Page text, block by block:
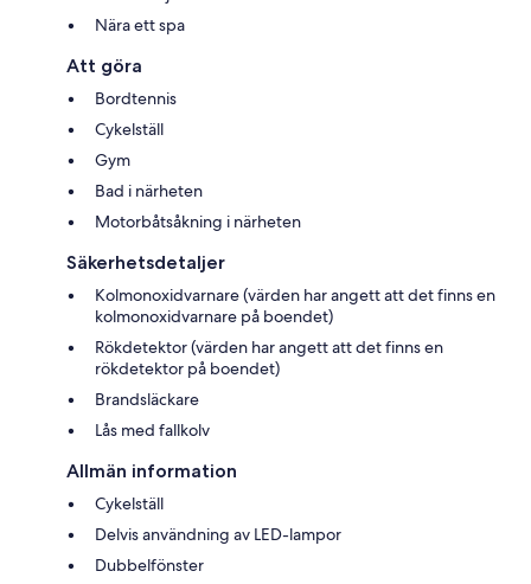
Nära ett spa
Att göra
Bordtennis
Cykelställ
Gym
Bad i närheten
Motorbåtsåkning i närheten
Säkerhetsdetaljer
Kolmonoxidvarnare (värden har angett att det finns en
kolmonoxidvarnare på boendet)
Rökdetektor (värden har angett att det finns en
rökdetektor på boendet)
Brandsläckare
Lås med fallkolv
Allmän information
Cykelställ
Delvis användning av LED-lampor
Dubbelfönster